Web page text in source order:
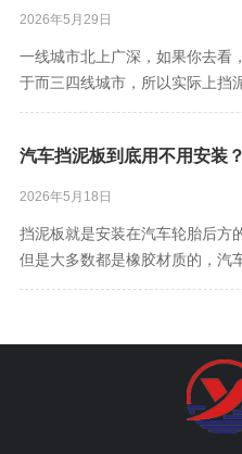
有仰角调整杆件
2026年5月29日
一线城市北上广深，如果你去看
于而三四线城市，所以实际上挡
是需要不需要，而这个需要是由
路，溅起来水花到后车上，这点
而三四线城市
汽车挡泥板到底用不用安装？
2026年5月18日
挡泥板就是安装在汽车轮胎后方
但是大多数都是橡胶材质的，汽
一下优点，可以一定程度内保持